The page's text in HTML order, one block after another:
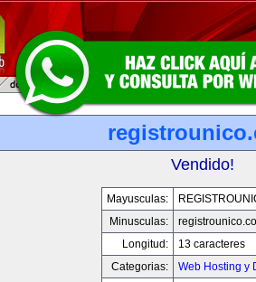
Vendido!
Mayusculas:
Minusculas:
Longitud:
13 caracteres
Categorias:
Web Hosting y